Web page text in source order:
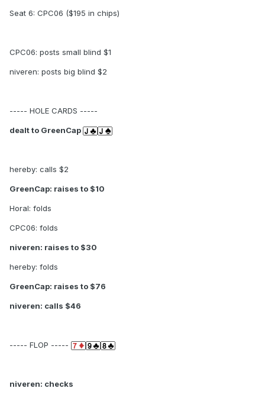
Seat 6: CPC06 ($195 in chips)
CPC06: posts small blind $1
niveren: posts big blind $2
----- HOLE CARDS -----
dealt to GreenCap
hereby: calls $2
GreenCap: raises to $10
Horal: folds
CPC06: folds
niveren: raises to $30
hereby: folds
GreenCap: raises to $76
niveren: calls $46
----- FLOP -----
niveren: checks